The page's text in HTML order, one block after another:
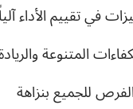
في تقييم الأداء
المتنوعة
للجميع بنزاهة